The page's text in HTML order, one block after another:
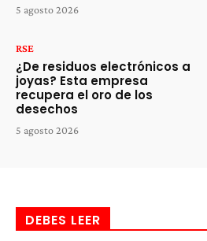
5 agosto 2026
RSE
¿De residuos electrónicos a
joyas? Esta empresa
recupera el oro de los
desechos
5 agosto 2026
DEBES LEER